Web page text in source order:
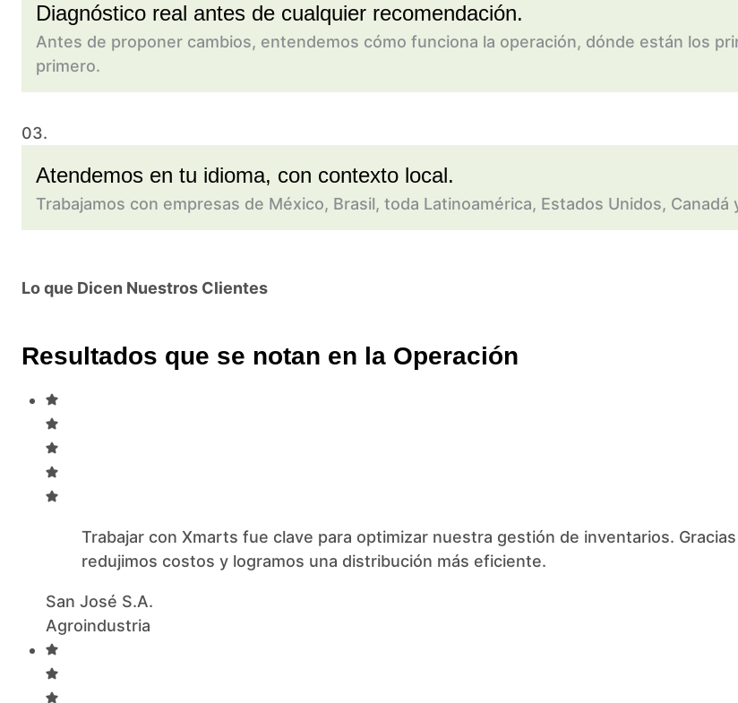
Diagnóstico real antes de cualquier recomendación.
Antes de proponer cambios, entendemos cómo funciona la operación, dónde están los
primero.
03.
Atendemos en tu idioma, con contexto local.
Trabajamos con empresas de México, Brasil, toda Latinoamérica, Estados Unidos,
Lo que Dicen Nuestros Clientes
Resultados que se notan en la Operación
Trabajar con Xmarts fue clave para optimizar nuestra gestión de inventarios.
redujimos costos y logramos una distribución más eficiente.
San José S.A.
Agroindustria